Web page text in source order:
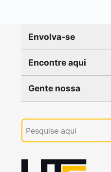
Envolva-se
Encontre aqui
Gente nossa